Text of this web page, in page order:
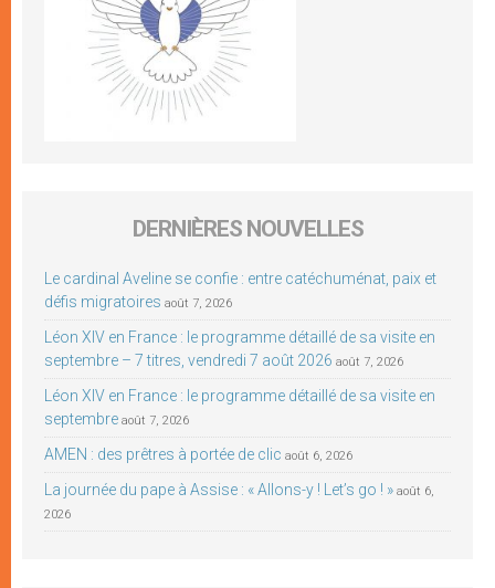
DERNIÈRES NOUVELLES
Le cardinal Aveline se confie : entre catéchuménat, paix et
défis migratoires août 7, 2026
Léon XIV en France : le programme détaillé de sa visite en
septembre – 7 titres, vendredi 7 août 2026 août 7, 2026
Léon XIV en France : le programme détaillé de sa visite en
septembre août 7, 2026
AMEN : des prêtres à portée de clic août 6, 2026
La journée du pape à Assise : « Allons-y ! Let’s go ! » août 6,
2026